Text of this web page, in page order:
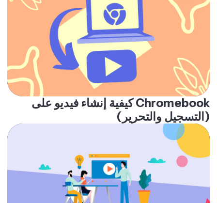
كيفية إنشاء فيديو على Chromebook
(التسجيل والتحرير)